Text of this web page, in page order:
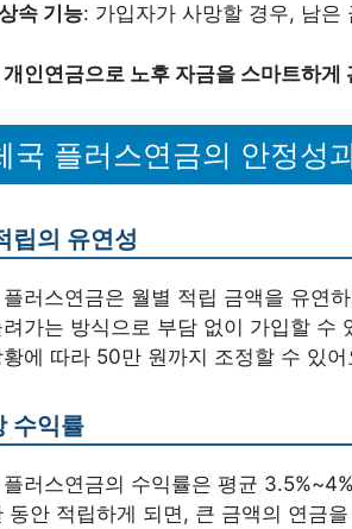
속 기능: 가입자가 사망할 경우, 남은
개인연금으로 노후 자금을 스마트하게
국 플러스연금의 안정성
립의 유연성
러스연금은 월별 적립 금액을 유연
려가는 방식으로 부담 없이 가입할 수
에 따라 50만 원까지 조정할 수 있어
수익률
러스연금의 수익률은 평균
동안 적립하게 되면, 큰 금액의 연금